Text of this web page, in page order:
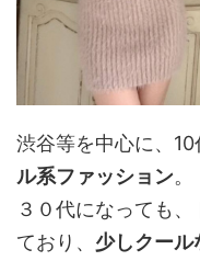
渋谷等を中心に、
ル系ファッション。
３０代になっても
ており、 少しクール